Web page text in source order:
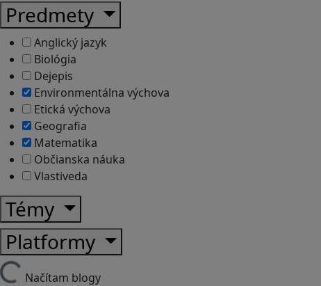
Predmety
Anglický jazyk
Biológia
Dejepis
Environmentálna výchova
Etická výchova
Geografia
Matematika
Občianska náuka
Vlastiveda
Témy
Platformy
Načítam blogy